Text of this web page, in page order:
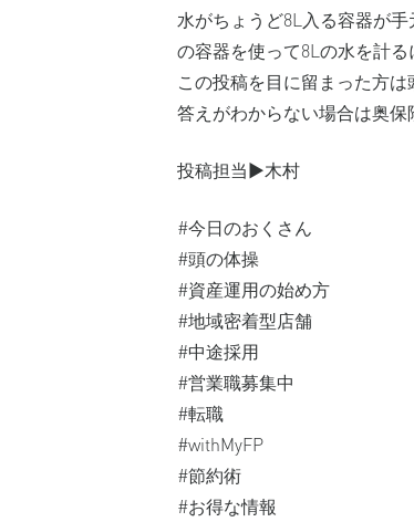
水がちょうど8L入る容器が手
の容器を使って8Lの水を計
この投稿を目に留まった方は
答えがわからない場合は奥保
投稿担当▶️木村
#今日のおくさん
#頭の体操
#資産運用の始め方
#地域密着型店舗
#中途採用
#営業職募集中
#転職
#withMyFP
#節約術
#お得な情報